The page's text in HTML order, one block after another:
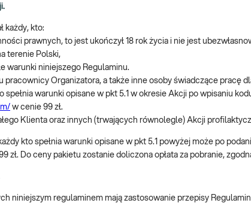
każdy, kto:
prawnych, to jest ukończył 18 rok życia i nie jest
terenie Polski,
warunki niniejszego Regulaminu.
pracownicy Organizatora, a także inne osoby świadczące
spełnia warunki opisane w pkt 5.1 w okresie Akcji po wpisaniu
w cenie 99 zł.
Klienta oraz innych (trwających równolegle) Akcji
kto spełnia warunki opisane w pkt 5.1 powyżej może po
zł. Do ceny pakietu zostanie doliczona opłata za pobranie,
niniejszym regulaminem mają zastosowanie przepisy